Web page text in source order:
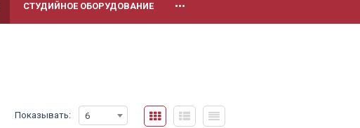
СТУДИЙНОЕ ОБОРУДОВАНИЕ •••
Показывать: 6